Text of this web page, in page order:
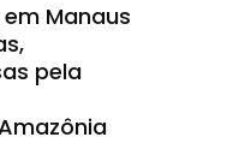
Manaus
pela